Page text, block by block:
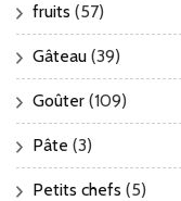
fruits (57)
Gâteau (39)
Goûter (109)
Pâte (3)
Petits chefs (5)